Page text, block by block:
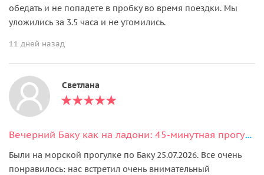
обедать и не попадете в пробку во время поездки. Мы
уложились за 3.5 часа и не утомились.
11 дней назад
Светлана
Вечерний Баку как на ладони: 45-минутная прогулка на теплоходе с гидом
Были на морской прогулке по Баку 25.07.2026. Все очень
понравилось: нас встретил очень внимательный